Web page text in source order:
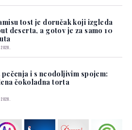
tost je doručak koji izgleda
deserta, a gotov je za samo 10
pečenja i s neodoljivim spojem:
čokoladna torta